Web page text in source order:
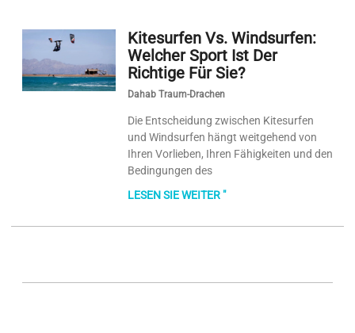
Kitesurfen Vs. Windsurfen:
Welcher Sport Ist Der
Richtige Für Sie?
Dahab Traum-Drachen
Die Entscheidung zwischen Kitesurfen
und Windsurfen hängt weitgehend von
Ihren Vorlieben, Ihren Fähigkeiten und den
Bedingungen des
LESEN SIE WEITER "